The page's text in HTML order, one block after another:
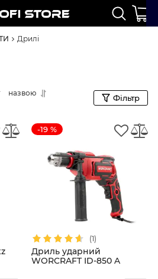
Дрилі
назвою
Фільтр
-19 %
(1)
Дриль ударний
WORCRAFT ID-850 A